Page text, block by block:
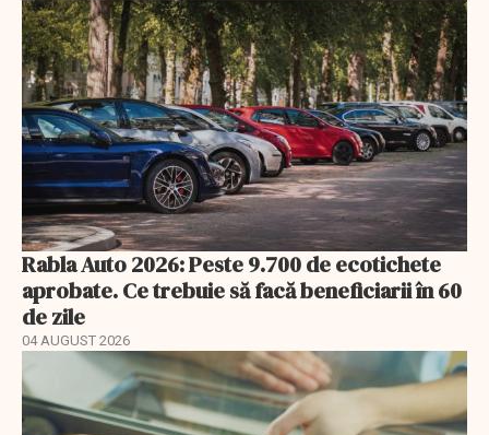
Rabla Auto 2026: Peste 9.700 de ecotichete
aprobate. Ce trebuie să facă beneficiarii în 60
de zile
04 AUGUST 2026